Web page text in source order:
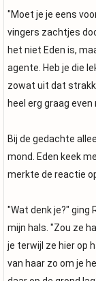
"Moet je je eens
vingers zachtjes
het niet Eden is,
agente. Heb je die
zowat uit dat
heel erg graag
Bij de gedachte
mond. Eden keek
merkte de reactie
"Wat denk je?" ging
mijn hals. "Zou ze
je terwijl ze hier op
van haar zo om je